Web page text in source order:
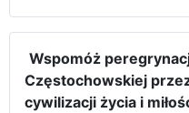
Wspomóż
Częstochowskiej
cywilizacji życia i